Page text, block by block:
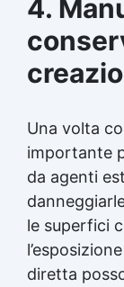
4.
Una volta
importante
da agenti
le superfici
diretta